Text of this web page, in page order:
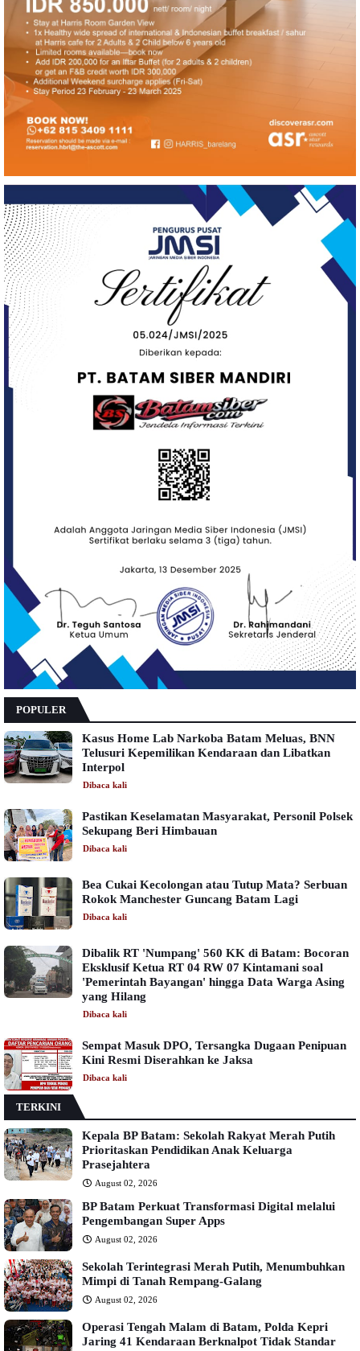
POPULER
Kasus Home Lab Narkoba Batam Meluas, BNN
Telusuri Kepemilikan Kendaraan dan Libatkan
Interpol
Dibaca kali
Pastikan Keselamatan Masyarakat, Personil Polsek
Sekupang Beri Himbauan
Dibaca kali
Bea Cukai Kecolongan atau Tutup Mata? Serbuan
Rokok Manchester Guncang Batam Lagi
Dibaca kali
Dibalik RT 'Numpang' 560 KK di Batam: Bocoran
Eksklusif Ketua RT 04 RW 07 Kintamani soal
'Pemerintah Bayangan' hingga Data Warga Asing
yang Hilang
Dibaca kali
Sempat Masuk DPO, Tersangka Dugaan Penipuan
Kini Resmi Diserahkan ke Jaksa
Dibaca kali
TERKINI
Kepala BP Batam: Sekolah Rakyat Merah Putih
Prioritaskan Pendidikan Anak Keluarga
Prasejahtera
August 02, 2026
BP Batam Perkuat Transformasi Digital melalui
Pengembangan Super Apps
August 02, 2026
Sekolah Terintegrasi Merah Putih, Menumbuhkan
Mimpi di Tanah Rempang-Galang
August 02, 2026
Operasi Tengah Malam di Batam, Polda Kepri
Jaring 41 Kendaraan Berknalpot Tidak Standar